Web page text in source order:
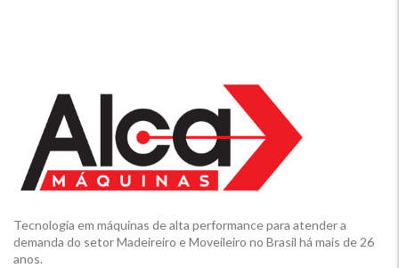
Tecnologia em máquinas de alta performance para atender a
demanda do setor Madeireiro e Moveileiro no Brasil há mais de 26
anos.